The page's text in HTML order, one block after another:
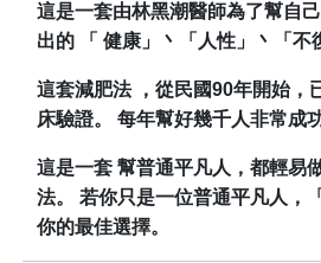
這是一套由林黑潮醫師為了幫自
出的 「 健康」丶「人性」丶「不
這套減肥法 ，從民國90年開始，
床驗證。 每年幫好幾千人非常成
這是一套 幫普通平凡人，都輕易
法。 若你只是一位普通平凡人，
你的最佳選擇。